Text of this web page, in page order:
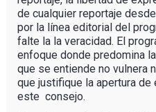
de cualquier reportaje
por la línea editorial del
falte la la veracidad. El
enfoque donde predomina
que se entiende no vulnera
que justifique la apertura
este consejo.